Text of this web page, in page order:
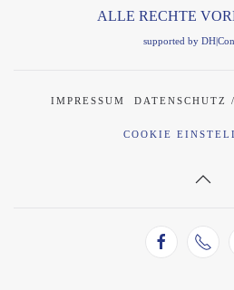
ALLE RECHTE
supported by
IMPRESSUM DATENSCHUTZ
COOKIE